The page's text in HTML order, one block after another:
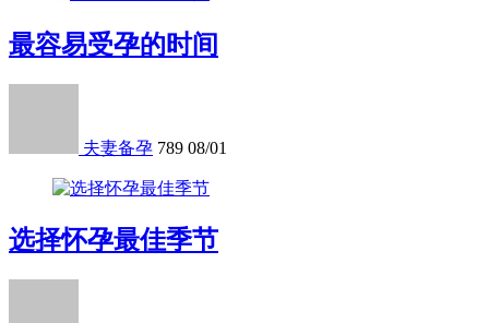
最容易受孕的时间
夫妻备孕 789 08/01
选择怀孕最佳季节